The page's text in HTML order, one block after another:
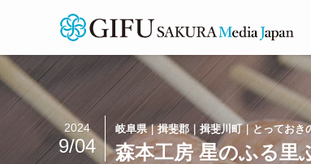
岐阜県｜揖斐郡｜揖斐川町｜とっておき
森本工房 星のふる里
2024
9/04